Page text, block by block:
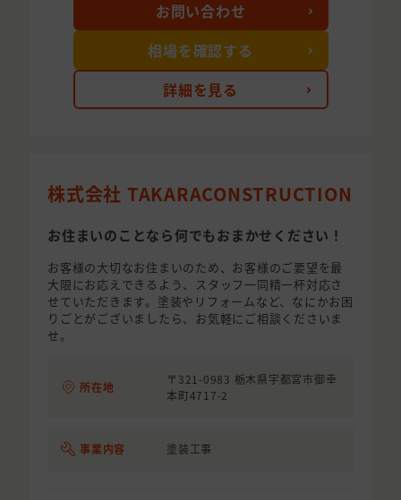
詳細を見る
お問い合わせ
相場を確認する
株式会社 TAKARACONSTRUCTION
お住まいのことなら何でもおまかせください！
お客様の大切なお住まいのため、お客様のご要望を最
大限にお応えできるよう、スタッフ一同精一杯対応さ
せていただきます。塗装やリフォームなど、なにかお困
りごとがございましたら、お気軽にご相談くださいま
せ。
所在地
〒321-0983 栃木県宇都宮市御幸
本町4717-2
事業内容 塗装工事